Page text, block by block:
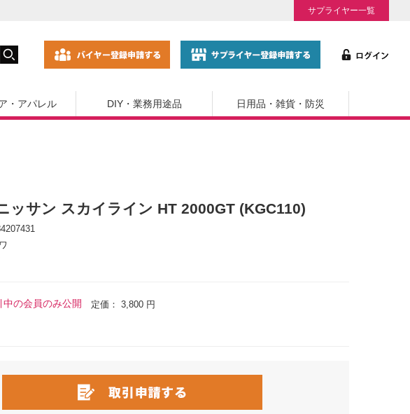
サプライヤー一覧
・アパレル DIY・業務用途品 日用品・雑貨・防災
ッサン スカイライン HT 2000GT (KGC110)
中の会員のみ公開 定価： 3,800 円